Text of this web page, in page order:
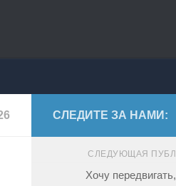
СЛЕДИТЕ ЗА НАМИ:
СЛЕДУЮЩАЯ
Хочу